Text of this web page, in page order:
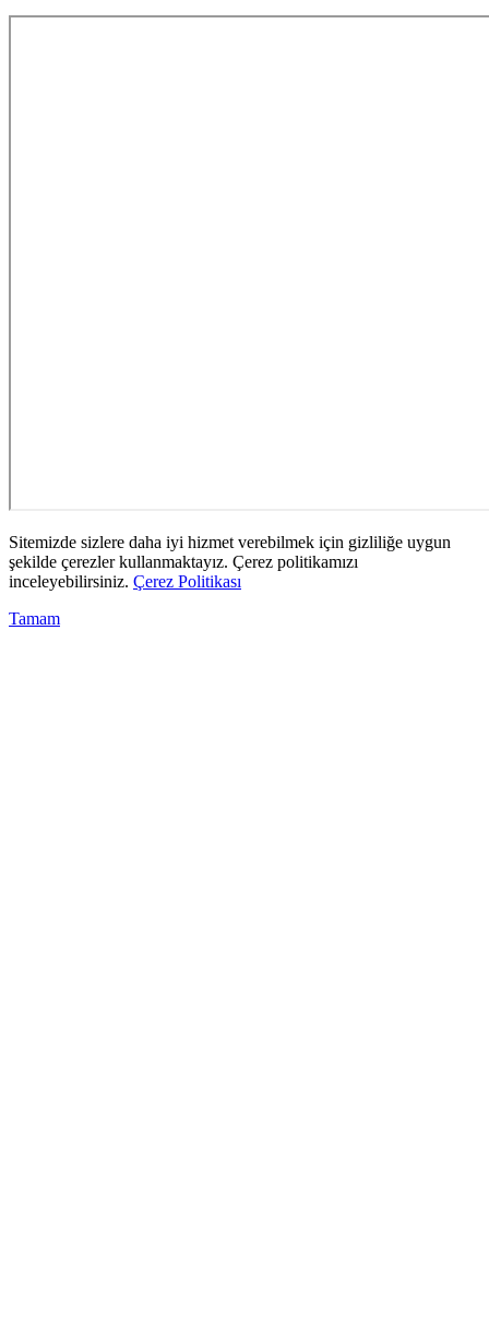
Sitemizde sizlere daha iyi hizmet verebilmek için gizliliğe uygun
şekilde çerezler kullanmaktayız. Çerez politikamızı
inceleyebilirsiniz. Çerez Politikası
Tamam